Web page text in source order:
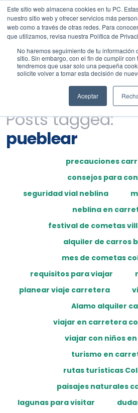
Este sitio web almacena cookies en tu PC.
nuestro sitio web y ofrecer servicios más
web como a través de otras redes. Para
que utilizamos, revisa nuestra Política de
No haremos seguimiento de tu información
sitio. Sin embargo, con el fin de cumplir con
tendremos que usar solo una pequeña
solicite volver a tomar esta decisión de
Aceptar
Posts tagged:
pueblear
precauciones
consejos para
seguridad vial neblina
neblina en
festival de cometas
alquiler de carros
mes de cometas
requisitos para viajar
planear viaje carretera
Alamo alquiler
viajar en carretera
viajar con niños
turismo en
rutas turísticas
paisajes naturales
lagunas para visitar